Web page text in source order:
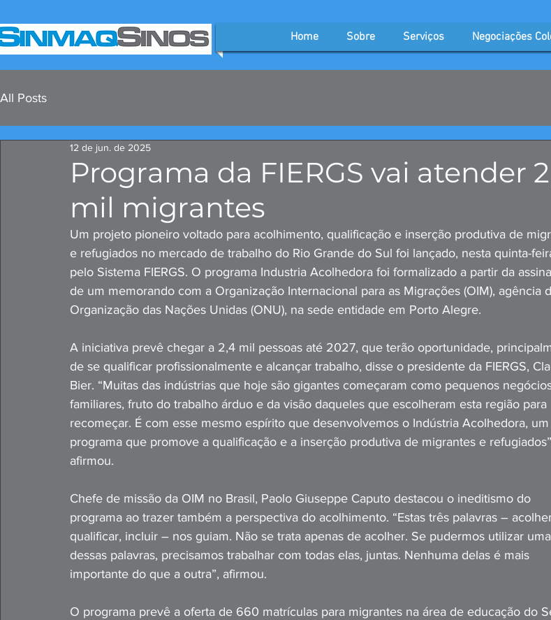
Home Sobre Serviços Negociações
All Posts
Programa da FIERGS vai atender
mil migrantes
12 de jun. de 2025
Um projeto pioneiro voltado para acolhimento, qualificação e inserção produtiva de
e refugiados no mercado de trabalho do Rio Grande do Sul foi lançado, nesta quinta-
pelo Sistema FIERGS. O programa Industria Acolhedora foi formalizado a partir da
de um memorando com a Organização Internacional para as Migrações (OIM), agência
Organização das Nações Unidas (ONU), na sede entidade em Porto Alegre.
A iniciativa prevê chegar a 2,4 mil pessoas até 2027, que terão oportunidade,
de se qualificar profissionalmente e alcançar trabalho, disse o presidente da FIERGS,
Bier. “Muitas das indústrias que hoje são gigantes começaram como pequenos
familiares, fruto do trabalho árduo e da visão daqueles que escolheram esta região para
recomeçar. É com esse mesmo espírito que desenvolvemos o Indústria Acolhedora, um
programa que promove a qualificação e a inserção produtiva de migrantes e
afirmou.
Chefe de missão da OIM no Brasil, Paolo Giuseppe Caputo destacou o ineditismo do
programa ao trazer também a perspectiva do acolhimento. “Estas três palavras –
qualificar, incluir – nos guiam. Não se trata apenas de acolher. Se pudermos utilizar uma
dessas palavras, precisamos trabalhar com todas elas, juntas. Nenhuma delas é mais
importante do que a outra”, afirmou.
O programa prevê a oferta de 660 matrículas para migrantes na área de educação do